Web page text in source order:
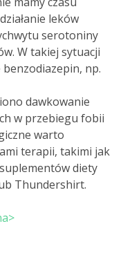
leków
serotoniny
W takiej sytuacji
np.
dawkowanie
w przebiegu fobii
warto
terapii, takimi jak
diety
Thundershirt.